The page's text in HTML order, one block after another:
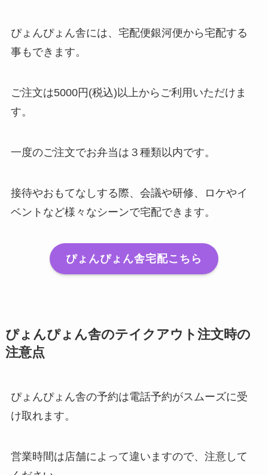
ぴょんぴょん舎には、宅配便銀河便から宅配する
事もできます。
ご注文は5000円(税込)以上からご利用いただけま
す。
一度のご注文でお弁当は３種類以内です。
接待やおもてなしする際、会議や研修、ロケやイ
ベントなど様々なシーンで宅配できます。
ぴょんぴょん舎宅配こちら
ぴょんぴょん舎のテイクアウト注文時の
注意点
ぴょんぴょん舎の予約は電話予約がスムーズに受
け取れます。
営業時間は店舗によって違いますので、注意して